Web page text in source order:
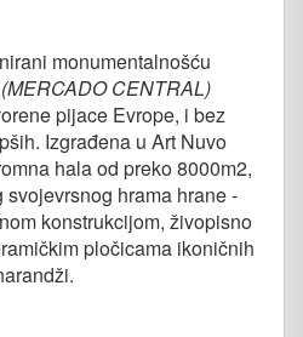
monumentalnošću
(MERCADO CENTRAL)
pijace Evrope, i bez
Izgrađena u Art Nuvo
hala od preko 8000m2,
hrama hrane -
konstrukcijom, živopisno
pločicama ikoničnih